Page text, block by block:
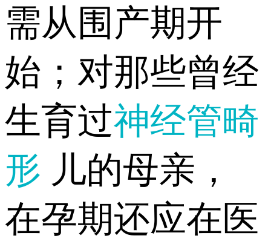
需从围产期开
始；对那些曾经
生育过神经管畸
形 儿的母亲，
在孕期还应在医